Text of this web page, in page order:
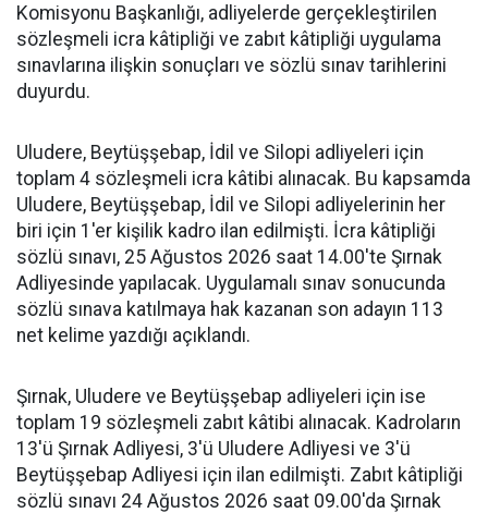
Komisyonu Başkanlığı, adliyelerde gerçekleştirilen
sözleşmeli icra kâtipliği ve zabıt kâtipliği uygulama
sınavlarına ilişkin sonuçları ve sözlü sınav tarihlerini
duyurdu.
Uludere, Beytüşşebap, İdil ve Silopi adliyeleri için
toplam 4 sözleşmeli icra kâtibi alınacak. Bu kapsamda
Uludere, Beytüşşebap, İdil ve Silopi adliyelerinin her
biri için 1'er kişilik kadro ilan edilmişti. İcra kâtipliği
sözlü sınavı, 25 Ağustos 2026 saat 14.00'te Şırnak
Adliyesinde yapılacak. Uygulamalı sınav sonucunda
sözlü sınava katılmaya hak kazanan son adayın 113
net kelime yazdığı açıklandı.
Şırnak, Uludere ve Beytüşşebap adliyeleri için ise
toplam 19 sözleşmeli zabıt kâtibi alınacak. Kadroların
13'ü Şırnak Adliyesi, 3'ü Uludere Adliyesi ve 3'ü
Beytüşşebap Adliyesi için ilan edilmişti. Zabıt kâtipliği
sözlü sınavı 24 Ağustos 2026 saat 09.00'da Şırnak